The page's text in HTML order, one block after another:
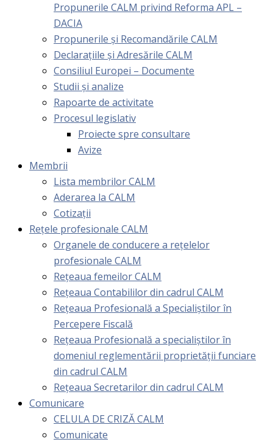
Propunerile CALM privind Reforma APL –
DACIA
Propunerile și Recomandările CALM
Declarațiile și Adresările CALM
Consiliul Europei – Documente
Studii și analize
Rapoarte de activitate
Procesul legislativ
Proiecte spre consultare
Avize
Membrii
Lista membrilor CALM
Aderarea la CALM
Cotizaţii
Rețele profesionale CALM
Organele de conducere a rețelelor
profesionale CALM
Rețeaua femeilor CALM
Rețeaua Contabililor din cadrul CALM
Rețeaua Profesională a Specialiștilor în
Percepere Fiscală
Reţeaua Profesională a specialiştilor în
domeniul reglementării proprietăţii funciare
din cadrul CALM
Rețeaua Secretarilor din cadrul CALM
Comunicare
CELULA DE CRIZĂ CALM
Comunicate